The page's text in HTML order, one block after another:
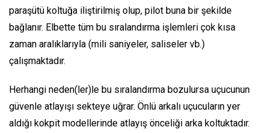
paraşütü koltuğa iliştirilmiş olup, pilot buna bir şekilde
bağlanır. Elbette tüm bu sıralandırma işlemleri çok kısa
zaman aralıklarıyla (mili saniyeler, saliseler vb.)
çalışmaktadır.
Herhangi neden(ler)le bu sıralandırma bozulursa uçucunun
güvenle atlayışı sekteye uğrar. Önlü arkalı uçucuların yer
aldığı kokpit modellerinde atlayış önceliği arka koltuktadır.